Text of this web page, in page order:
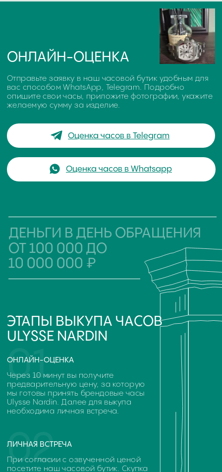
ОЧНАЯ ОЦЕНКА ИЗДЕЛИЯ
На конечную стоимость выкупа влияют такие
параметры как: марка часов, дата выпуска, внешнее
документации и упаковки.
ОНЛАЙН-ОЦЕНКА
ЧАСОВ ПО ФОТО
свои часы
Оценка часов в Whatsapp
ЧАСТО ЗАДАВАЕМЫЕ
ВОПРОСЫ